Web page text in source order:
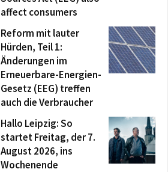
affect consumers
Reform mit lauter
Hürden, Teil 1:
Änderungen im
Erneuerbare-Energien-
Gesetz (EEG) treffen
auch die Verbraucher
Hallo Leipzig: So
startet Freitag, der 7.
August 2026, ins
Wochenende